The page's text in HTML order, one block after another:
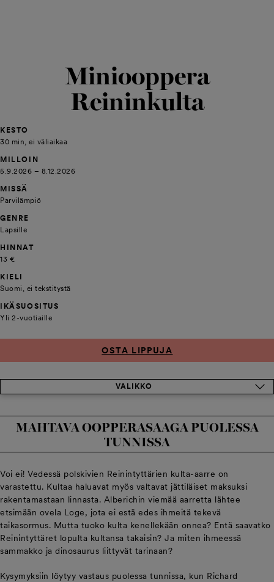
Miniooppera
Reininkulta
KESTO
30 min, ei väliaikaa
MILLOIN
5.9.2026 – 8.12.2026
MISSÄ
Parvilämpiö
GENRE
Lapsille
HINNAT
13 €
KIELI
Suomi, ei tekstitystä
IKÄSUOSITUS
Yli 2-vuotiaille
OSTA LIPPUJA
VALIKKO
MAHTAVA OOPPERASAAGA PUOLESSA
TUNNISSA
Voi ei! Vedessä polskivien Reinintyttärien kulta-aarre on
varastettu. Kultaa haluavat myös valtavat jättiläiset maksuksi
rakentamastaan linnasta. Alberichin viemää aarretta lähtee
etsimään ovela Loge, jota ei estä edes ihmeitä tekevä
taikasormus. Mutta tuoko kulta kenellekään onnea? Entä saavatko
Reinintyttäret lopulta kultansa takaisin? Ja miten ihmeessä
sammakko ja dinosaurus liittyvät tarinaan?
Kysymyksiin löytyy vastaus puolessa tunnissa, kun Richard